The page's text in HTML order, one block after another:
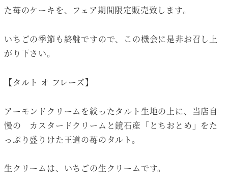
た苺のケーキを、フェア期間限定販売致します。
いちごの季節も終盤ですので、この機会に是非お召し上
がり下さい。
【タルト オ フレーズ】
アーモンドクリームを絞ったタルト生地の上に、当店自
慢の カスタードクリームと鏡石産「とちおとめ」をた
っぷり盛りけた王道の苺のタルト。
生クリームは、いちごの生クリームです。